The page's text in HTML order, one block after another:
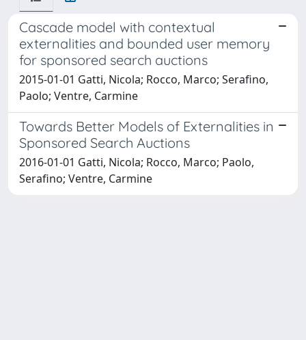
Cascade model with contextual
externalities and bounded user memory
for sponsored search auctions
2015-01-01 Gatti, Nicola; Rocco, Marco; Serafino,
Paolo; Ventre, Carmine
Towards Better Models of Externalities in
Sponsored Search Auctions
2016-01-01 Gatti, Nicola; Rocco, Marco; Paolo,
Serafino; Ventre, Carmine